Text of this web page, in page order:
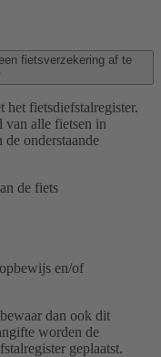
fietsverzekering af te
het fietsdiefstalregister.
alle fietsen in
onderstaande
de fiets
en/of
dan ook dit
worden de
geplaatst.